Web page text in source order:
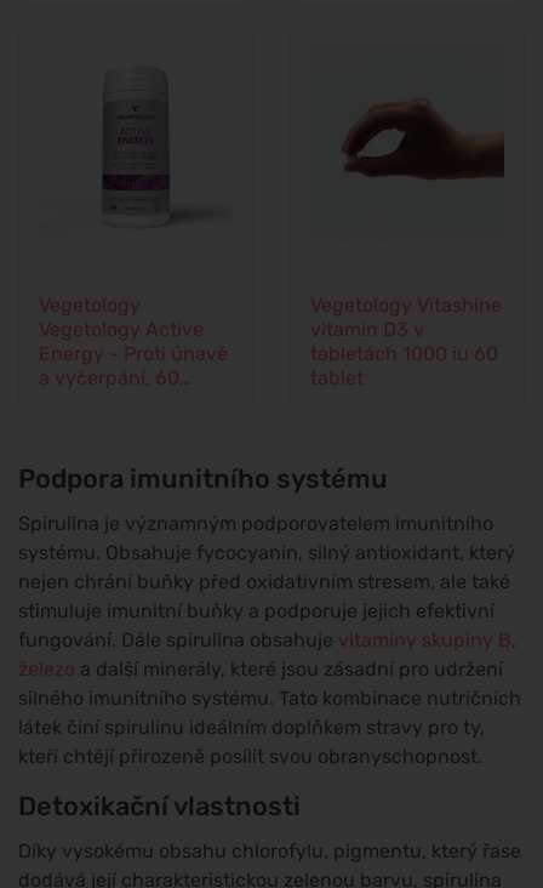
Vegetology
Vegetology Active
Energy - Proti únavě
a vyčerpání, 60
Vegetology Vitashine
vitamin D3 v
tabletách 1000 iu 60
tablet
Podpora imunitního systému
Spirulina je významným podporovatelem imunitního
systému. Obsahuje fycocyanin, silný antioxidant, který
nejen chrání buňky před oxidativním stresem, ale také
stimuluje imunitní buňky a podporuje jejich efektivní
fungování. Dále spirulina obsahuje vitaminy skupiny B,
železo a další minerály, které jsou zásadní pro udržení
silného imunitního systému. Tato kombinace nutričních
látek činí spirulinu ideálním doplňkem stravy pro ty,
kteří chtějí přirozeně posílit svou obranyschopnost.
Detoxikační vlastnosti
Díky vysokému obsahu chlorofylu, pigmentu, který řase
dodává její charakteristickou zelenou barvu, spirulina